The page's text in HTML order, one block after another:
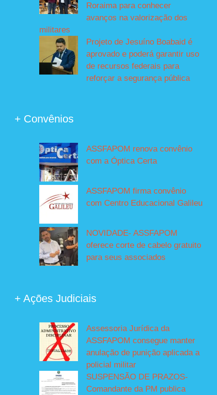
Roraima para conhecer
avanços na valorização dos
militares
Projeto de Jesuíno Boabaid é
aprovado e poderá garantir uso
de recursos federais para
reforçar a segurança pública
+ Convênios
ASSFAPOM renova convênio
com a Óptica Certa
ASSFAPOM firma convênio
com Centro Educacional Galileu
NOVIDADE- ASSFAPOM
oferece corte de cabelo gratuito
para seus associados
+ Ações Judiciais
Assessoria Jurídica da
ASSFAPOM consegue manter
anulação de punição aplicada a
policial militar
SUSPENSÃO DE PRAZOS-
Comandante da PM publica